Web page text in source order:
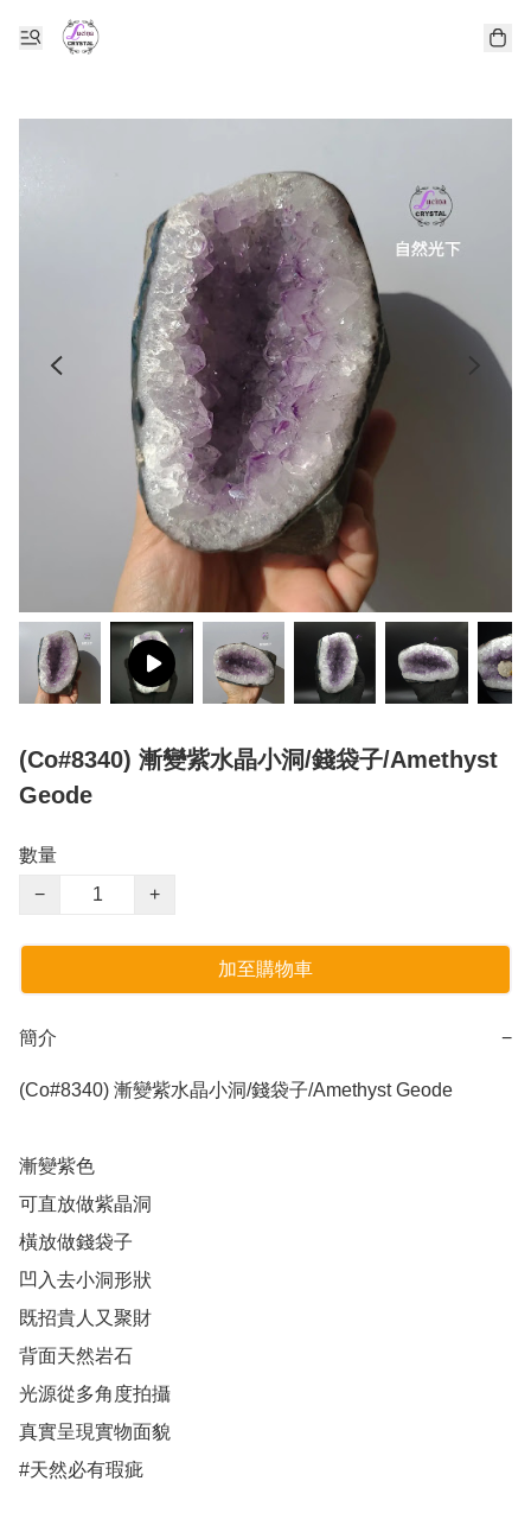
(Co#8340) 漸變紫水晶小洞/錢袋子/Amethyst
Geode
數量
−
+
加至購物車
簡介 −
(Co#8340) 漸變紫水晶小洞/錢袋子/Amethyst Geode
漸變紫色
可直放做紫晶洞
橫放做錢袋子
凹入去小洞形狀
既招貴人又聚財
背面天然岩石
光源從多角度拍攝
真實呈現實物面貌
#天然必有瑕疵